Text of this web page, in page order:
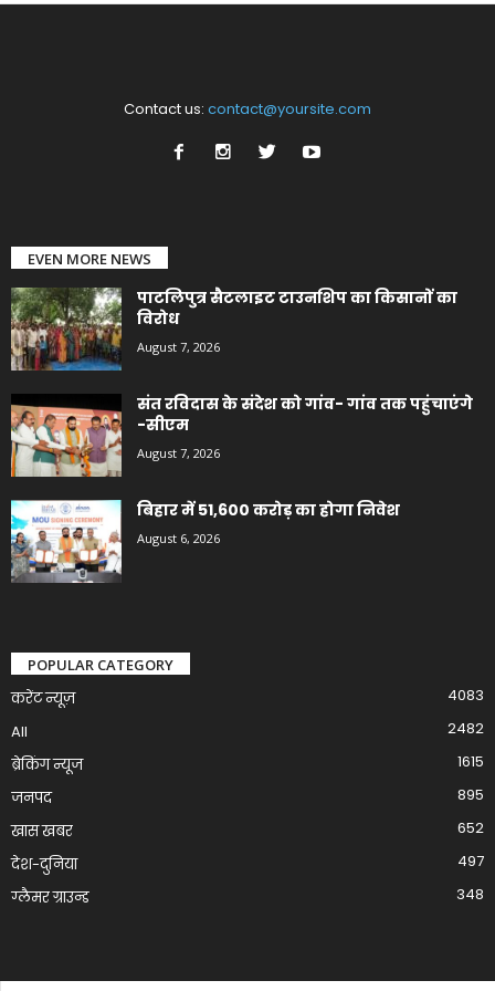
Contact us: contact@yoursite.com
EVEN MORE NEWS
पाटलिपुत्र सैटलाइट टाउनशिप का किसानों का
विरोध
August 7, 2026
संत रविदास के संदेश को गांव- गांव तक पहुंचाएंगे
-सीएम
August 7, 2026
बिहार में 51,600 करोड़ का होगा निवेश
August 6, 2026
POPULAR CATEGORY
करेंट न्यूज़
4083
All
2482
ब्रेकिंग न्यूज
1615
जनपद
895
खास खबर
652
देश-दुनिया
497
ग्लैमर ग्राउन्ड
348